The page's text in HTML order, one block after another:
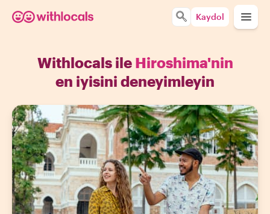
Kaydol
Withlocals ile Hiroshima'nin
en iyisini deneyimleyin